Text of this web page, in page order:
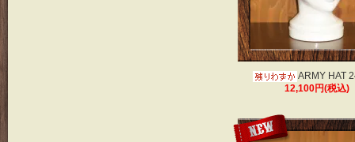
ARMY HAT
12,100円(税込)